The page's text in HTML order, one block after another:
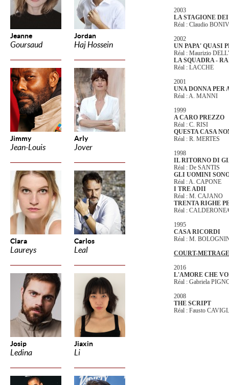
Jeanne
Goursaud
Jordan
Haj Hossein
Jimmy
Jean-Louis
Arly
Jover
Clara
Laureys
Carlos
Leal
Josip
Ledina
Jiaxin
Li
2003
LA STAGIONE
Réal : Claudio
2002
UN PAPA' QUASI
Réal : Maurizio
LA SQUADRA -
Réal : LACCHE
2001
UNA DONNA PER
Réal : A. MANNI
1999
A CARO PREZZO
Réal : C. RISI
QUESTA CASA
Réal : R. MERTES
1998
IL RITORNO DI
Réal : De SANTIS
GLI UOMINI
Réal : A. CAPONE
I TRE ADII
Réal : M. CAJANO
TRENTA RIGHE
Réal :
1995
CASA RICORDI
Réal : M.
COURT-
2016
L'AMORE CHE
Réal : Gabriela
2008
THE SCRIPT
Réal : Fausto